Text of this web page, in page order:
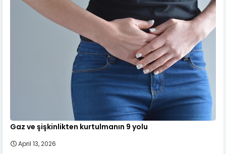
Gaz ve şişkinlikten kurtulmanın 9 yolu
April 13, 2026